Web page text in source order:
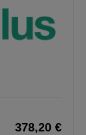
378,20 €